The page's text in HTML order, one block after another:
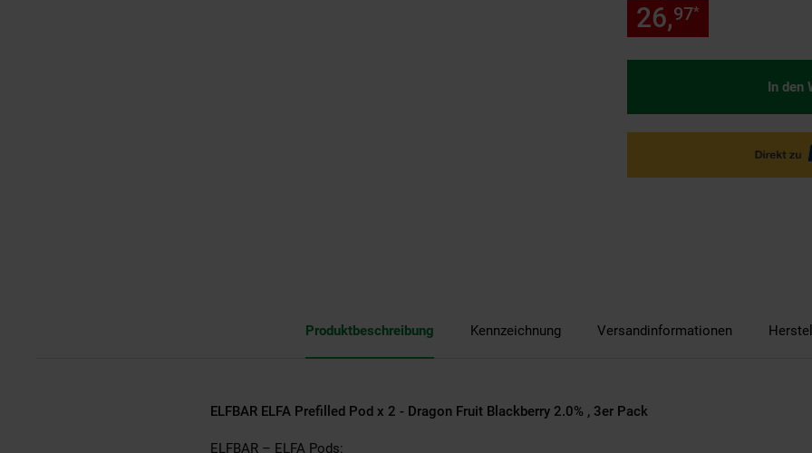
26,97*
In den
Produktbeschreibung Kennzeichnung Versandinformationen
ELFBAR ELFA Prefilled Pod x 2 - Dragon Fruit Blackberry 2.0% , 3er Pack
ELFBAR – ELFA Pods: